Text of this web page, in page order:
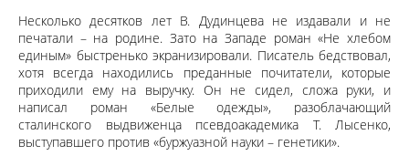
Несколько десятков лет В. Дудинцева не издавали и не
печатали – на родине. Зато на Западе роман «Не хлебом
единым» быстренько экранизировали. Писатель бедствовал,
хотя всегда находились преданные почитатели, которые
приходили ему на выручку. Он не сидел, сложа руки, и
написал роман «Белые одежды», разоблачающий
сталинского выдвиженца псевдоакадемика Т. Лысенко,
выступавшего против «буржуазной науки – генетики».